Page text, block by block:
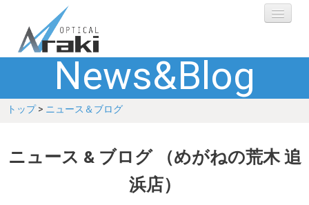
選ばれる理由
ブランド
News&Blog
トップ> ニュース＆ブログ
ニュース & ブログ （めがねの荒木 追
浜店）